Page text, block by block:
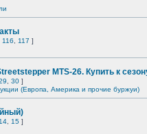
116 117 ]
MTS-26. Купить к
30 ]
(Европа, Америка и прочие буржуи)
14 15 ]